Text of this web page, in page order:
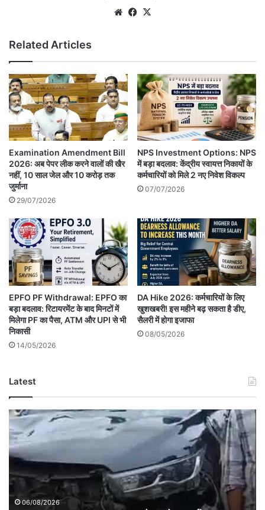
WebsiteFacebook
Related Articles
Examination Amendment Bill
2026: अब पेपर लीक करने वालों की खैर
नहीं, 10 साल जेल और 10 करोड़ तक
जुर्माना
29/07/2026
NPS Investment Options: NPS
में बड़ा बदलाव: केंद्रीय स्वायत्त निकायों के
कर्मचारियों को मिले 2 नए निवेश विकल्प
07/07/2026
EPFO PF Withdrawal: EPFO का
बड़ा बदलाव: रिटायरमेंट के बाद मिनटों में
मिलेगा PF का पैसा, ATM और UPI से भी
निकासी
14/05/2026
DA Hike 2026: कर्मचारियों के लिए
खुशखबरी! इस महीने बढ़ सकता है डीए,
सैलरी में होगा इजाफा
08/05/2026
Latest
Betul
RTO
Vehicle
Accident:
बैतूल-
भोपाल
पर 06/08/2026